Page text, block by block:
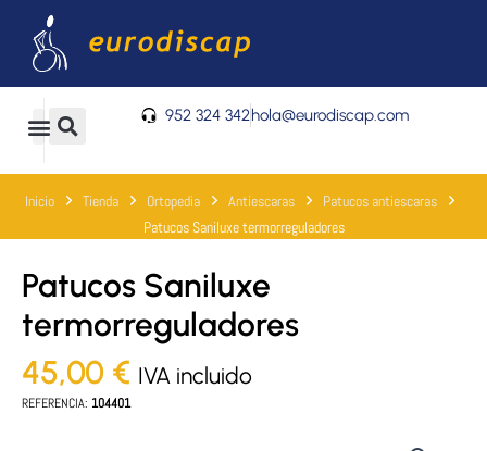
contenido
0
Carrito 952 324 342hola@eurodiscap.com
Inicio Tienda Ortopedia Antiescaras
Patucos antiescaras
Patucos Saniluxe termorreguladores
Patucos Saniluxe
termorreguladores
45,00 € IVA incluido
REFERENCIA: 104401